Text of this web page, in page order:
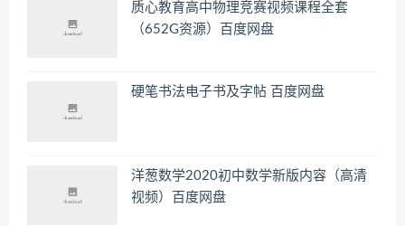
质心教育高中物理竞赛视频课程全套
（652G资源）百度网盘
硬笔书法电子书及字帖 百度网盘
洋葱数学2020初中数学新版内容（高清
视频）百度网盘